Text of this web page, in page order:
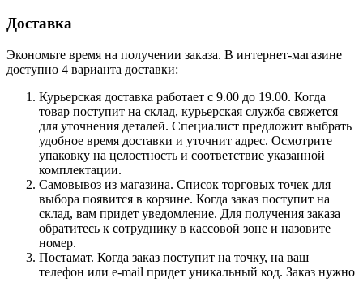
Доставка
Экономьте время на получении заказа. В интернет-магазине
доступно 4 варианта доставки:
Курьерская доставка работает с 9.00 до 19.00. Когда
товар поступит на склад, курьерская служба свяжется
для уточнения деталей. Специалист предложит выбрать
удобное время доставки и уточнит адрес. Осмотрите
упаковку на целостность и соответствие указанной
комплектации.
Самовывоз из магазина. Список торговых точек для
выбора появится в корзине. Когда заказ поступит на
склад, вам придет уведомление. Для получения заказа
обратитесь к сотруднику в кассовой зоне и назовите
номер.
Постамат. Когда заказ поступит на точку, на ваш
телефон или e-mail придет уникальный код. Заказ нужно